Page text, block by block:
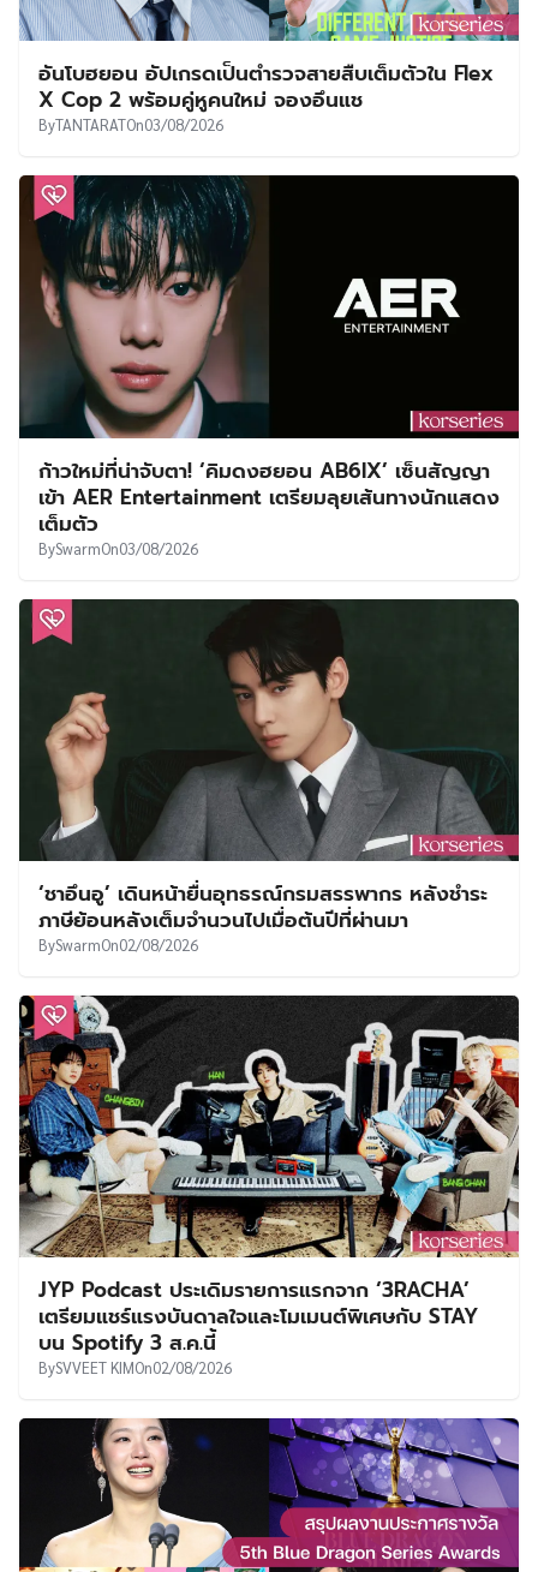
อันโบฮยอน อัปเกรดเป็นตำรวจสายสืบเต็มตัวใน Flex
X Cop 2 พร้อมคู่หูคนใหม่ จองอึนแช
ByTANTARATOn03/08/2026
ก้าวใหม่ที่น่าจับตา! ‘คิมดงฮยอน AB6IX’ เซ็นสัญญา
เข้า AER Entertainment เตรียมลุยเส้นทางนักแสดง
เต็มตัว
BySwarmOn03/08/2026
‘ชาอึนอู’ เดินหน้ายื่นอุทธรณ์กรมสรรพากร หลังชำระ
ภาษีย้อนหลังเต็มจำนวนไปเมื่อต้นปีที่ผ่านมา
BySwarmOn02/08/2026
JYP Podcast ประเดิมรายการแรกจาก ‘3RACHA’
เตรียมแชร์แรงบันดาลใจและโมเมนต์พิเศษกับ STAY
บน Spotify 3 ส.ค.นี้
BySVVEET KIMOn02/08/2026